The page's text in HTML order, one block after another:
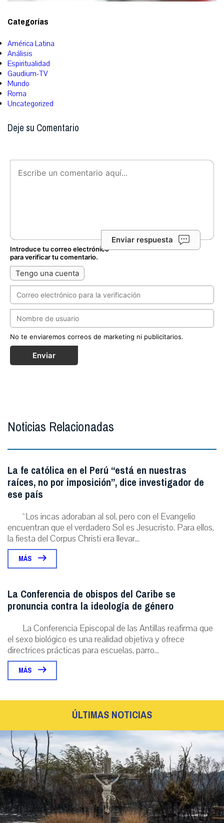
Categorías
América Latina
Análisis
Espiritualidad
Gaudium-TV
Mundo
Roma
Uncategorized
Deje su Comentario
Enviar respuesta
Introduce tu correo electrónico
para verificar tu comentario.
Tengo una cuenta
No te enviaremos correos de marketing ni publicitarios.
Enviar
Noticias Relacionadas
La fe católica en el Perú “está en nuestras
raíces, no por imposición”, dice investigador de
ese país
“Los incas adoraban al sol, pero con el Evangelio
encuentran que el verdadero Sol es Jesucristo. Para ellos,
la fiesta del Corpus Christi era llevar...
MÁS
La Conferencia de obispos del Caribe se
pronuncia contra la ideología de género
La Conferencia Episcopal de las Antillas reafirma que
el sexo biológico es una realidad objetiva y ofrece
directrices prácticas para escuelas, parro...
MÁS
ÚLTIMAS NOTICIAS